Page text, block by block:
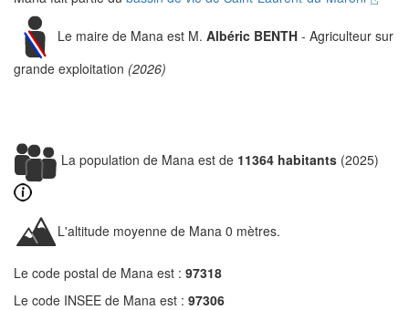
Le maire de Mana est M. Albéric BENTH - Agriculteur sur
grande exploitation (2026)
La population de Mana est de 11364 habitants (2025)
L'altitude moyenne de Mana 0 mètres.
Le code postal de Mana est : 97318
Le code INSEE de Mana est : 97306